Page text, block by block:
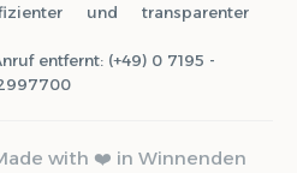
und transparenter
entfernt: (+49) 0 7195 -
with ❤️ in Winnenden